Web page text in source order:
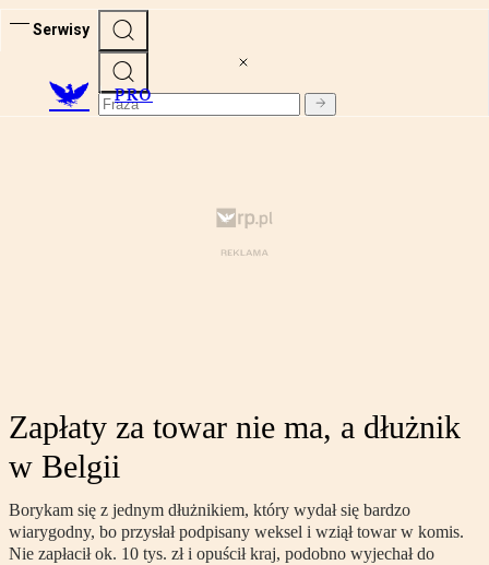
Serwisy
PRO
Zapłaty za towar nie ma, a dłużnik
w Belgii
Borykam się z jednym dłużnikiem, który wydał się bardzo
wiarygodny, bo przysłał podpisany weksel i wziął towar w komis.
Nie zapłacił ok. 10 tys. zł i opuścił kraj, podobno wyjechał do